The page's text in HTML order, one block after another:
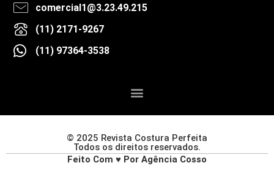
comercial1@3.23.49.215
(11) 2171-9267
(11) 97364-3538
© 2025 Revista Costura Perfeita
Todos os direitos reservados.
Feito Com ♥ Por Agência Cosso